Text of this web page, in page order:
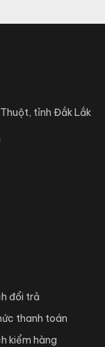
tỉnh Đắk Lắk
đổi trả
thanh toán
kiểm hàng